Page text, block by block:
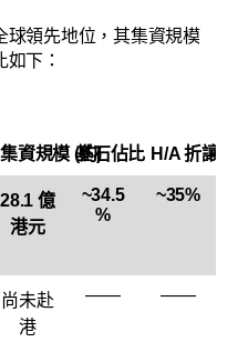
球領先地位，其集資規模
下：
集資規模 (約)基石佔比 H/A 折讓 (
28.1 億
港元
~34.5
%
~35%
尚未赴
港
—— ——